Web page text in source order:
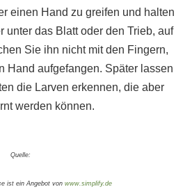
einen Hand zu greifen und halten
unter das Blatt oder den Trieb, auf
Sie ihn nicht mit den Fingern,
Hand aufgefangen. Später lassen
die Larven erkennen, die aber
werden können.
Quelle:
ist ein Angebot von www.simplify.de